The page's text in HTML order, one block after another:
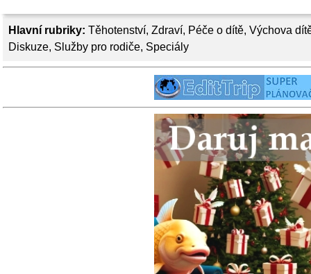
Hlavní rubriky: Těhotenství, Zdraví, Péče o dítě, Výchova
Diskuze, Služby pro rodiče, Speciály